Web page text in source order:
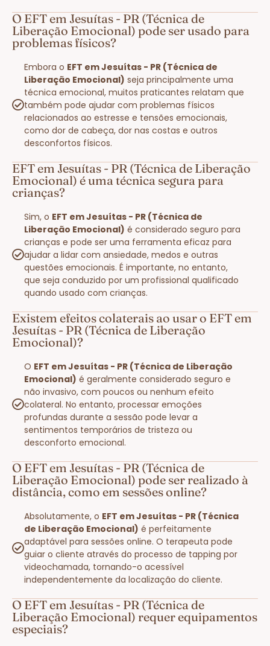
O EFT em Jesuítas - PR (Técnica de
Liberação Emocional) pode ser usado para
problemas físicos?
Embora o EFT em Jesuítas - PR (Técnica de
Liberação Emocional) seja principalmente uma
técnica emocional, muitos praticantes relatam que
também pode ajudar com problemas físicos
relacionados ao estresse e tensões emocionais,
como dor de cabeça, dor nas costas e outros
desconfortos físicos.
EFT em Jesuítas - PR (Técnica de Liberação
Emocional) é uma técnica segura para
crianças?
Sim, o EFT em Jesuítas - PR (Técnica de
Liberação Emocional) é considerado seguro para
crianças e pode ser uma ferramenta eficaz para
ajudar a lidar com ansiedade, medos e outras
questões emocionais. É importante, no entanto,
que seja conduzido por um profissional qualificado
quando usado com crianças.
Existem efeitos colaterais ao usar o EFT em
Jesuítas - PR (Técnica de Liberação
Emocional)?
O EFT em Jesuítas - PR (Técnica de Liberação
Emocional) é geralmente considerado seguro e
não invasivo, com poucos ou nenhum efeito
colateral. No entanto, processar emoções
profundas durante a sessão pode levar a
sentimentos temporários de tristeza ou
desconforto emocional.
O EFT em Jesuítas - PR (Técnica de
Liberação Emocional) pode ser realizado à
distância, como em sessões online?
Absolutamente, o EFT em Jesuítas - PR (Técnica
de Liberação Emocional) é perfeitamente
adaptável para sessões online. O terapeuta pode
guiar o cliente através do processo de tapping por
videochamada, tornando-o acessível
independentemente da localização do cliente.
O EFT em Jesuítas - PR (Técnica de
Liberação Emocional) requer equipamentos
especiais?